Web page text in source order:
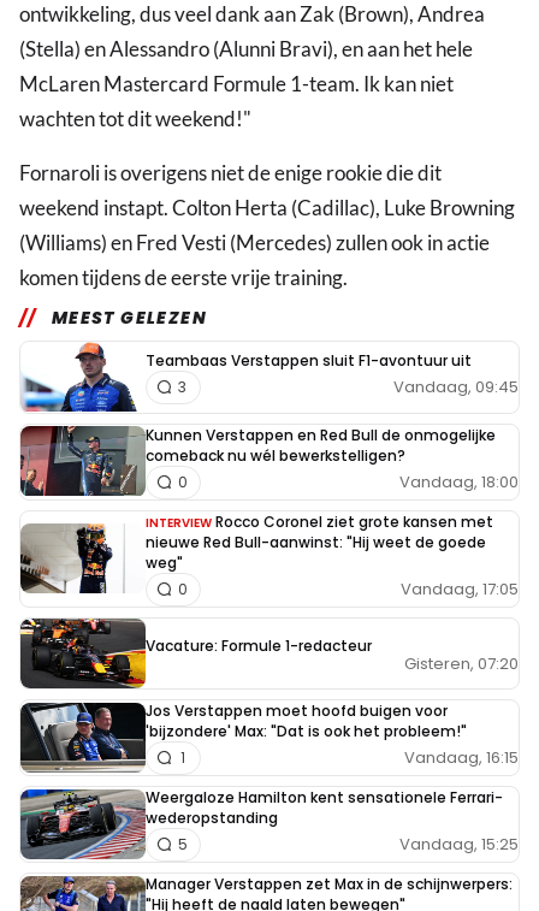
ontwikkeling, dus veel dank aan Zak (Brown), Andrea
(Stella) en Alessandro (Alunni Bravi), en aan het hele
McLaren Mastercard Formule 1-team. Ik kan niet
wachten tot dit weekend!"
Fornaroli is overigens niet de enige rookie die dit
weekend instapt. Colton Herta (Cadillac), Luke Browning
(Williams) en Fred Vesti (Mercedes) zullen ook in actie
komen tijdens de eerste vrije training.
MEEST GELEZEN
Teambaas Verstappen sluit F1-avontuur uit
Vandaag, 09:45
3
Kunnen Verstappen en Red Bull de onmogelijke
comeback nu wél bewerkstelligen?
Vandaag, 18:00
0
INTERVIEW Rocco Coronel ziet grote kansen met
nieuwe Red Bull-aanwinst: "Hij weet de goede
weg"
Vandaag, 17:05
0
Vacature: Formule 1-redacteur
Gisteren, 07:20
Jos Verstappen moet hoofd buigen voor
'bijzondere' Max: "Dat is ook het probleem!"
Vandaag, 16:15
1
Weergaloze Hamilton kent sensationele Ferrari-
wederopstanding
Vandaag, 15:25
5
Manager Verstappen zet Max in de schijnwerpers:
"Hij heeft de naald laten bewegen"